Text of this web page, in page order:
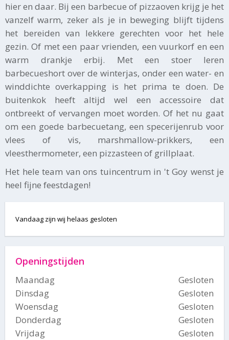
hier en daar. Bij een barbecue of pizzaoven krijg je het
vanzelf warm, zeker als je in beweging blijft tijdens
het bereiden van lekkere gerechten voor het hele
gezin. Of met een paar vrienden, een vuurkorf en een
warm drankje erbij. Met een stoer leren
barbecueshort over de winterjas, onder een water- en
winddichte overkapping is het prima te doen. De
buitenkok heeft altijd wel een accessoire dat
ontbreekt of vervangen moet worden. Of het nu gaat
om een goede barbecuetang, een specerijenrub voor
vlees of vis, marshmallow-prikkers, een
vleesthermometer, een pizzasteen of grillplaat.
Het hele team van ons tuincentrum in 't Goy wenst je
heel fijne feestdagen!
Vandaag zijn wij helaas gesloten
Openingstijden
Maandag
Gesloten
Dinsdag
Gesloten
Woensdag
Gesloten
Donderdag
Gesloten
Vrijdag
Gesloten